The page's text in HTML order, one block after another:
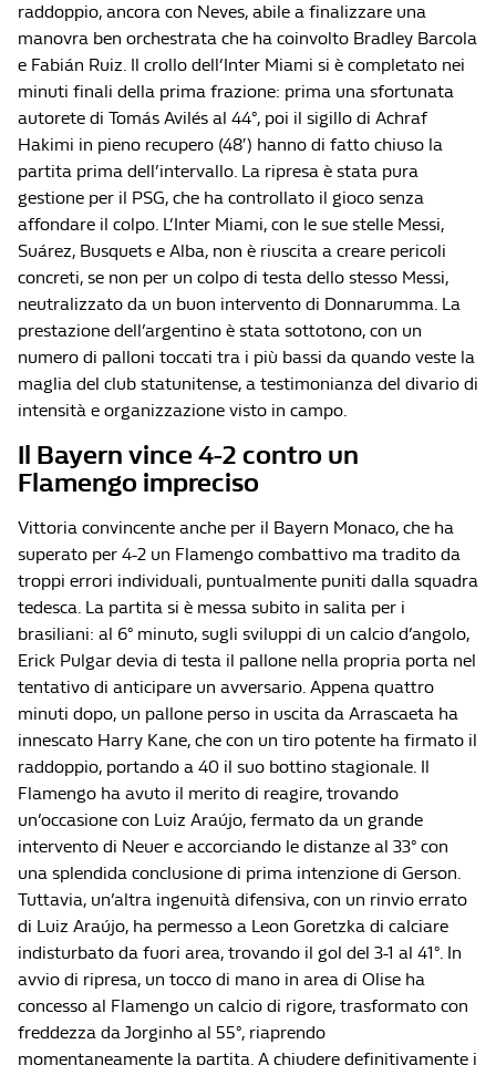
raddoppio, ancora con Neves, abile a finalizzare una
manovra ben orchestrata che ha coinvolto Bradley Barcola
e Fabián Ruiz. Il crollo dell’Inter Miami si è completato nei
minuti finali della prima frazione: prima una sfortunata
autorete di Tomás Avilés al 44°, poi il sigillo di Achraf
Hakimi in pieno recupero (48′) hanno di fatto chiuso la
partita prima dell’intervallo. La ripresa è stata pura
gestione per il PSG, che ha controllato il gioco senza
affondare il colpo. L’Inter Miami, con le sue stelle Messi,
Suárez, Busquets e Alba, non è riuscita a creare pericoli
concreti, se non per un colpo di testa dello stesso Messi,
neutralizzato da un buon intervento di Donnarumma. La
prestazione dell’argentino è stata sottotono, con un
numero di palloni toccati tra i più bassi da quando veste la
maglia del club statunitense, a testimonianza del divario di
intensità e organizzazione visto in campo.
Il Bayern vince 4-2 contro un
Flamengo impreciso
Vittoria convincente anche per il Bayern Monaco, che ha
superato per 4-2 un Flamengo combattivo ma tradito da
troppi errori individuali, puntualmente puniti dalla squadra
tedesca. La partita si è messa subito in salita per i
brasiliani: al 6° minuto, sugli sviluppi di un calcio d’angolo,
Erick Pulgar devia di testa il pallone nella propria porta nel
tentativo di anticipare un avversario. Appena quattro
minuti dopo, un pallone perso in uscita da Arrascaeta ha
innescato Harry Kane, che con un tiro potente ha firmato il
raddoppio, portando a 40 il suo bottino stagionale. Il
Flamengo ha avuto il merito di reagire, trovando
un’occasione con Luiz Araújo, fermato da un grande
intervento di Neuer e accorciando le distanze al 33° con
una splendida conclusione di prima intenzione di Gerson.
Tuttavia, un’altra ingenuità difensiva, con un rinvio errato
di Luiz Araújo, ha permesso a Leon Goretzka di calciare
indisturbato da fuori area, trovando il gol del 3-1 al 41°. In
avvio di ripresa, un tocco di mano in area di Olise ha
concesso al Flamengo un calcio di rigore, trasformato con
freddezza da Jorginho al 55°, riaprendo
momentaneamente la partita. A chiudere definitivamente i